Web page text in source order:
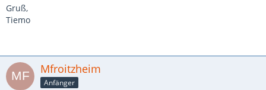
Gruß,
Tiemo
Mfroitzheim
Anfänger